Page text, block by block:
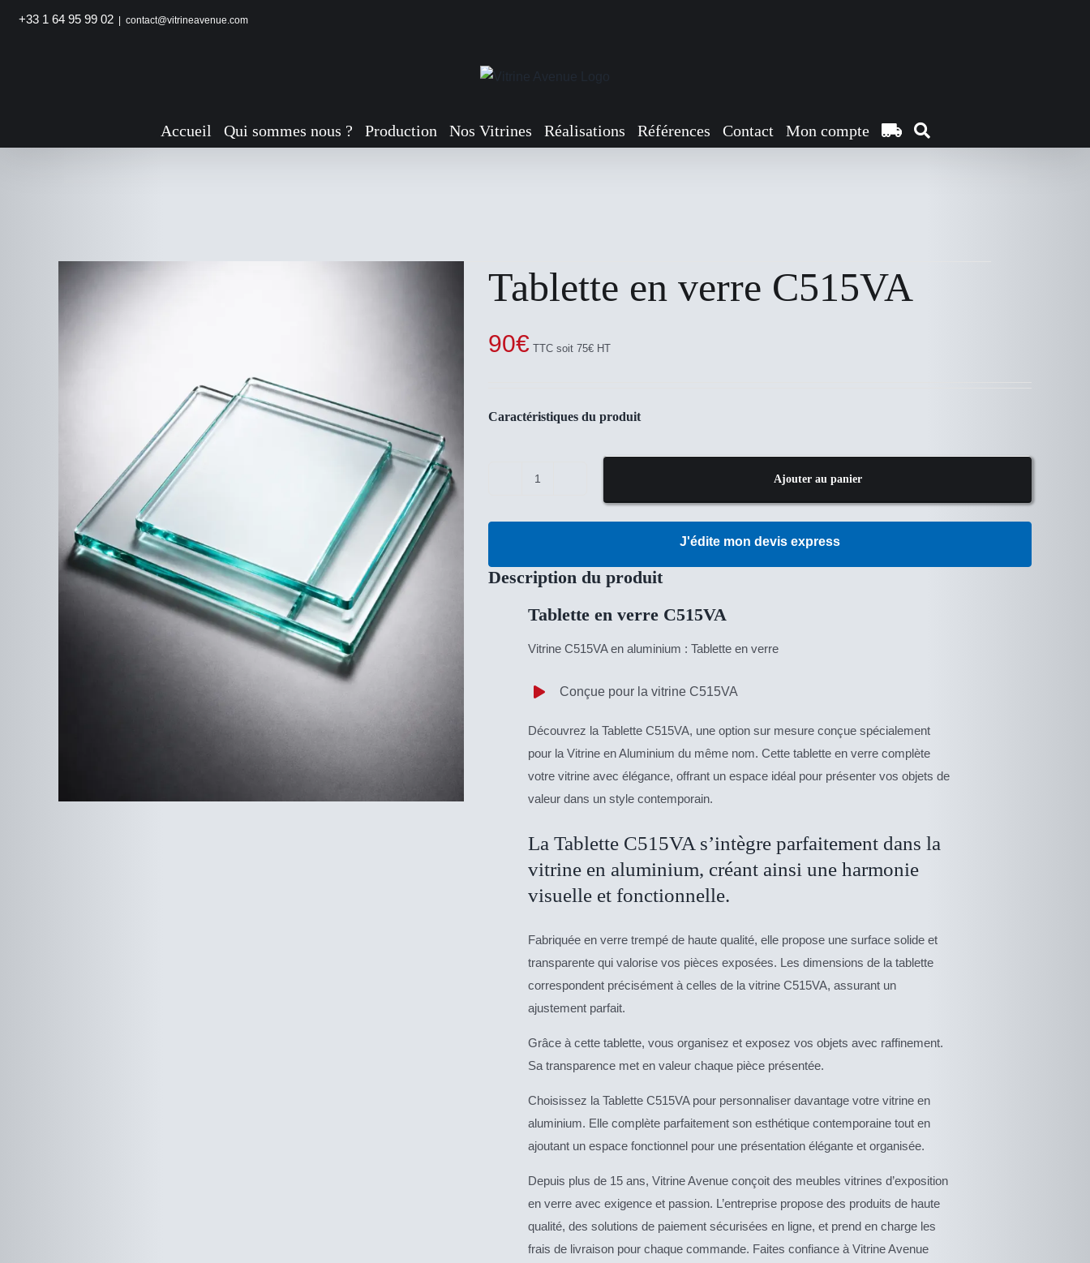
+33 1 64 95 99 02 contact@vitrineavenue.com
Accueil Qui sommes nous ? Production Nos Vitrines Réalisations Références Contact Mon compte
Tablette en verre C515VA
90€ TTC soit 75€ HT
Caractéristiques du produit
verre
Ajouter au panier
J'édite mon devis express
Description du produit
Tablette en verre C515VA
Vitrine C515VA en aluminium : Tablette en verre
Conçue pour la vitrine C515VA
Découvrez la Tablette C515VA, une option sur mesure conçue spécialement
pour la Vitrine en Aluminium du même nom. Cette tablette en verre complète
votre vitrine avec élégance, offrant un espace idéal pour présenter vos objets de
valeur dans un style contemporain.
La Tablette C515VA s’intègre parfaitement dans la
vitrine en aluminium, créant ainsi une harmonie
visuelle et fonctionnelle.
Fabriquée en verre trempé de haute qualité, elle propose une surface solide et
transparente qui valorise vos pièces exposées. Les dimensions de la tablette
correspondent précisément à celles de la vitrine C515VA, assurant un
ajustement parfait.
Grâce à cette tablette, vous organisez et exposez vos objets avec raffinement.
Sa transparence met en valeur chaque pièce présentée.
Choisissez la Tablette C515VA pour personnaliser davantage votre vitrine en
aluminium. Elle complète parfaitement son esthétique contemporaine tout en
ajoutant un espace fonctionnel pour une présentation élégante et organisée.
Depuis plus de 15 ans, Vitrine Avenue conçoit des meubles vitrines d’exposition
en verre avec exigence et passion. L’entreprise propose des produits de haute
qualité, des solutions de paiement sécurisées en ligne, et prend en charge les
frais de livraison pour chaque commande. Faites confiance à Vitrine Avenue